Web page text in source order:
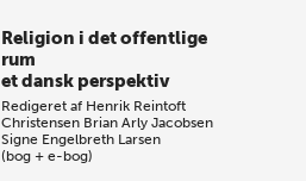
Religion i det offentlige
rum
et dansk perspektiv
Redigeret af Henrik Reintoft
Christensen Brian Arly Jacobsen
Signe Engelbreth Larsen
(bog + e-bog)